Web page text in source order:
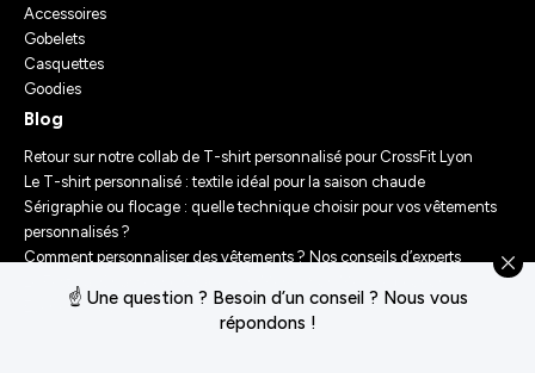
☝️ Une question ? Besoin d’un conseil ? Nous vous
répondons !
Accessoires
Gobelets
Casquettes
Goodies
Blog
Retour sur notre collab de T-shirt personnalisé pour CrossFit Lyon
Le T-shirt personnalisé : textile idéal pour la saison chaude
Sérigraphie ou flocage : quelle technique choisir pour vos vêtements
personnalisés ?
Comment personnaliser des vêtements ? Nos conseils d’experts
Le Festival Chasseur d’Orage : Un Merch Sur-Mesure pour un
Événement Unique